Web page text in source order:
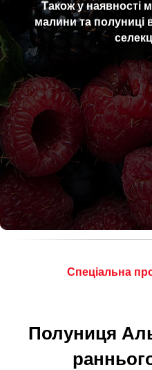
Також у наявності
малини та полуниці
Спеціальна
Полуниця